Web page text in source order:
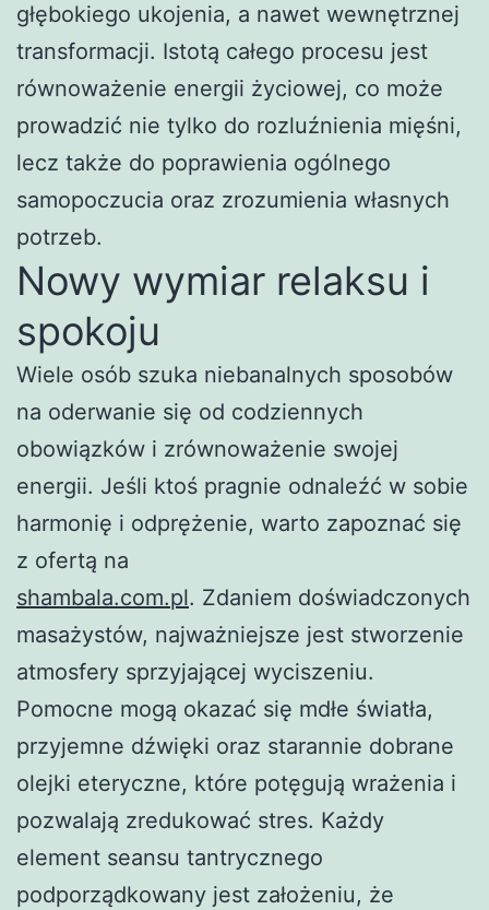
głębokiego ukojenia, a nawet wewnętrznej
transformacji. Istotą całego procesu jest
równoważenie energii życiowej, co może
prowadzić nie tylko do rozluźnienia mięśni,
lecz także do poprawienia ogólnego
samopoczucia oraz zrozumienia własnych
potrzeb.
Nowy wymiar relaksu i
spokoju
Wiele osób szuka niebanalnych sposobów
na oderwanie się od codziennych
obowiązków i zrównoważenie swojej
energii. Jeśli ktoś pragnie odnaleźć w sobie
harmonię i odprężenie, warto zapoznać się
z ofertą na
shambala.com.pl. Zdaniem doświadczonych
masażystów, najważniejsze jest stworzenie
atmosfery sprzyjającej wyciszeniu.
Pomocne mogą okazać się mdłe światła,
przyjemne dźwięki oraz starannie dobrane
olejki eteryczne, które potęgują wrażenia i
pozwalają zredukować stres. Każdy
element seansu tantrycznego
podporządkowany jest założeniu, że